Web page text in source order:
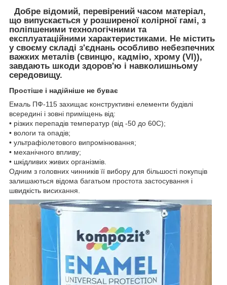
Добре відомий, перевірений часом матеріал,
що випускається у розширеної колірної гамі, з
поліпшеними технологічними та
експлуатаційними характеристиками. Не містить
у своєму складі з'єднань особливо небезпечних
важких металів (свинцю, кадмію, хрому (VI)),
завдають шкоди здоров'ю і навколишньому
середовищу.
Простіше і надійніше не буває
Емаль ПФ-115 захищає конструктивні елементи будівлі
всередині і зовні приміщень від:
• різких перепадів температур (від -50 до 60С);
• вологи та опадів;
• ультрафіолетового випромінювання;
• механічного впливу;
• шкідливих живих організмів.
Одним з головних чинників її вибору для більшості покупців
залишаються відома багатьом простота застосування і
швидкість висихання.